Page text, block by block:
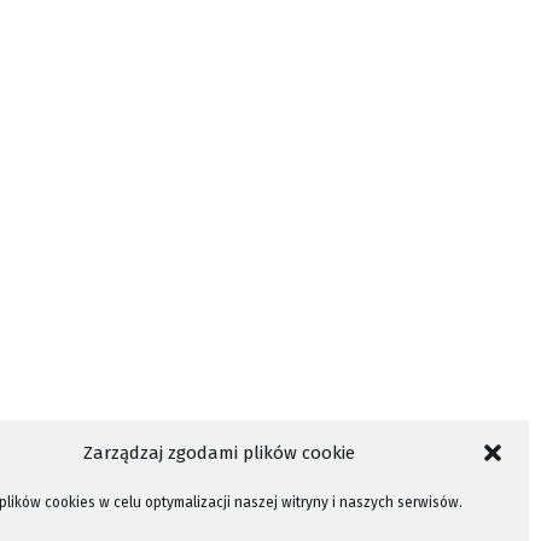
Zarządzaj zgodami plików cookie
cookies w celu optymalizacji naszej witryny i naszych serwisów.